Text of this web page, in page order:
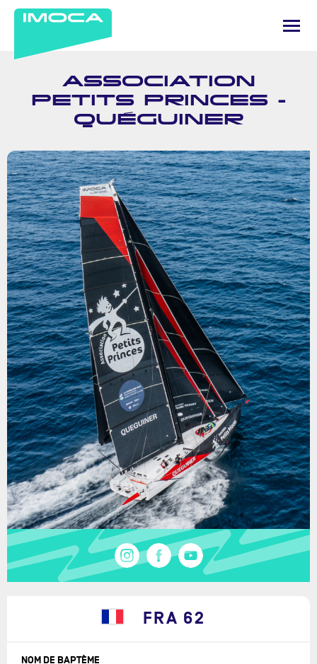
ASSOCIATION
PETITS PRINCES -
QUÉGUINER
FRA 62
NOM DE BAPTÈME